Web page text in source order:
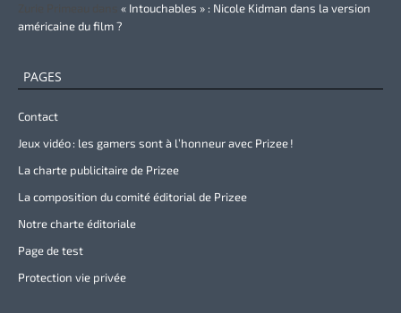
« Intouchables » : Nicole Kidman dans la version
américaine du film ?
PAGES
Contact
Jeux vidéo : les gamers sont à l’honneur avec Prizee !
La charte publicitaire de Prizee
La composition du comité éditorial de Prizee
Notre charte éditoriale
Page de test
Protection vie privée